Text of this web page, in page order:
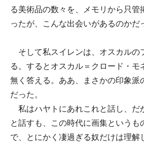
る美術品の数々を、メモリから只管
ったが、こんな出会いがあるのかだ
そして私スイレンは、オスカルの
る。するとオスカル＝クロード・モ
無く答える。ああ、まさかの印象派
だった。
私はハヤトにあれこれと話し、だ
と話すも、この時代に画集というも
で、とにかく凄過ぎる奴だけは理解